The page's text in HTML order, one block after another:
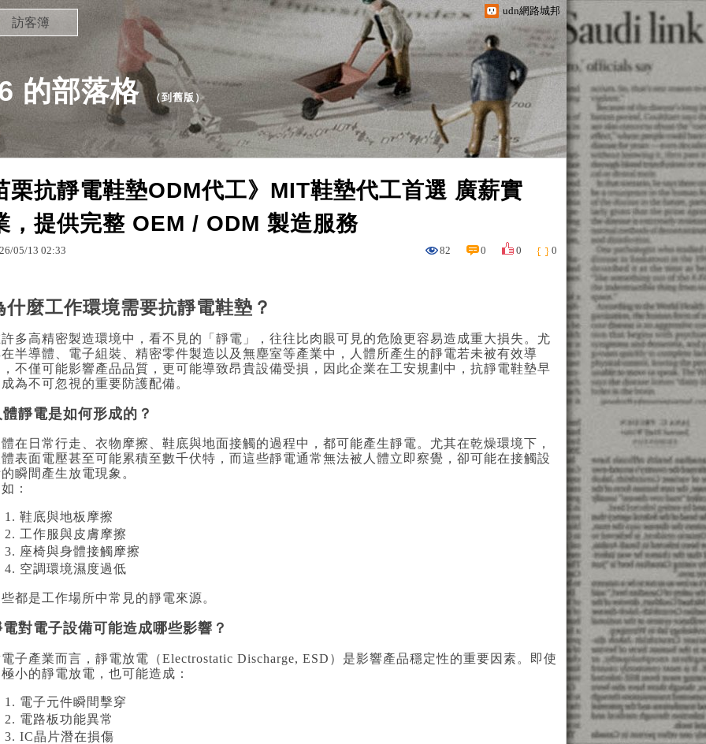
udn網路城邦
的部落格 （到舊版 ）
訪客簿
栗抗靜電鞋墊ODM代工》MIT鞋墊代工首選 廣薪實
，提供完整 OEM / ODM 製造服務
/05/13 02:33 82 0 0 0
什麼工作環境需要抗靜電鞋墊？
多高精密製造環境中，看不見的「靜電」，往往比肉眼可見的危險更容易造成重大損失。尤
半導體、電子組裝、精密零件製造以及無塵室等產業中，人體所產生的靜電若未被有效導
不僅可能影響產品品質，更可能導致昂貴設備受損，因此企業在工安規劃中，抗靜電鞋墊早
為不可忽視的重要防護配備。
體靜電是如何形成的？
在日常行走、衣物摩擦、鞋底與地面接觸的過程中，都可能產生靜電。尤其在乾燥環境下，
表面電壓甚至可能累積至數千伏特，而這些靜電通常無法被人體立即察覺，卻可能在接觸設
瞬間產生放電現象。
：
鞋底與地板摩擦
工作服與皮膚摩擦
座椅與身體接觸摩擦
空調環境濕度過低
都是工作場所中常見的靜電來源。
電對電子設備可能造成哪些影響？
子產業而言，靜電放電（Electrostatic Discharge, ESD）是影響產品穩定性的重要因素。即使
小的靜電放電，也可能造成：
電子元件瞬間擊穿
電路板功能異常
IC晶片潛在損傷